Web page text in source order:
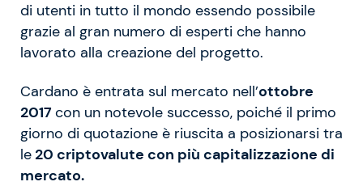
di utenti in tutto il mondo essendo possibile
grazie al gran numero di esperti che hanno
lavorato alla creazione del progetto.
Cardano è entrata sul mercato nell’ottobre
2017 con un notevole successo, poiché il primo
giorno di quotazione è riuscita a posizionarsi tra
le 20 criptovalute con più capitalizzazione di
mercato.